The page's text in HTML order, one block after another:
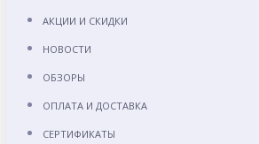
АКЦИИ И СКИДКИ
НОВОСТИ
ОБЗОРЫ
ОПЛАТА И ДОСТАВКА
СЕРТИФИКАТЫ